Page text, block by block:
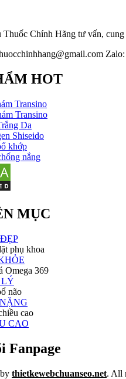
Chính Hãng tư vấn,
HOT
Transino
Transino
Da
Shiseido
khớp
nắng
MỤC
phụ khoa
Omega 369
LÝ
não
cao
CAO
Fanpage
thietkewebchuanseo.net. All